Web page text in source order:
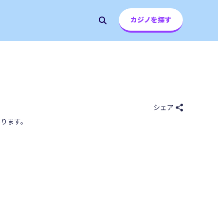
カジノを探す
シェア
ます。